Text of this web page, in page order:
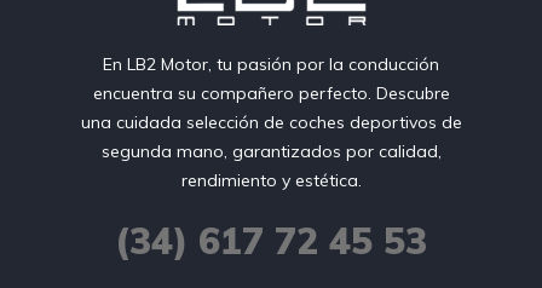
En LB2 Motor, tu pasión por la conducción
encuentra su compañero perfecto. Descubre
una cuidada selección de coches deportivos de
segunda mano, garantizados por calidad,
rendimiento y estética.
(34) 617 72 45 53